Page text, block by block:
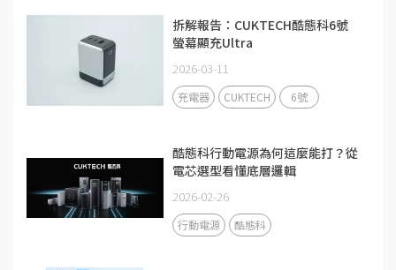
拆解報告：CUKTECH酷態科6號
螢幕顯充Ultra
2026-03-11
充電器 CUKTECH 6號
酷態科行動電源為何這麼能打？從
電芯選型看懂底層邏輯
2026-02-26
行動電源 酷態科